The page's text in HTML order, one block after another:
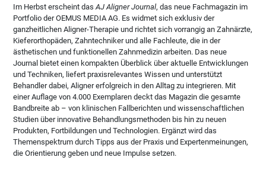
Im Herbst erscheint dasAJ Aligner Journal, das neue Fachmagazin im
Portfolio der OEMUS MEDIA AG. Es widmet sich exklusiv der
ganzheitlichen Aligner-Therapie und richtet sich vorrangig an Zahnärzte,
Kieferorthopäden, Zahntechniker und alle Fachleute, die in der
ästhetischen und funktionellen Zahnmedizin arbeiten. Das neue
Journal bietet einen kompakten Überblick über aktuelle Entwicklungen
und Techniken, liefert praxisrelevantes Wissen und unterstützt
Behandler dabei, Aligner erfolgreich in den Alltag zu integrieren. Mit
einer Auflage von 4.000 Exemplaren deckt das Magazin die gesamte
Bandbreite ab – von klinischen Fallberichten und wissenschaftlichen
Studien über innovative Behandlungsmethoden bis hin zu neuen
Produkten, Fortbildungen und Technologien. Ergänzt wird das
Themenspektrum durch Tipps aus der Praxis und Expertenmeinungen,
die Orientierung geben und neue Impulse setzen.